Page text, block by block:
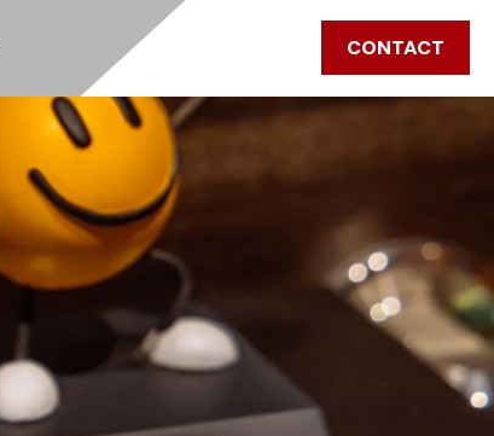
CONTACT